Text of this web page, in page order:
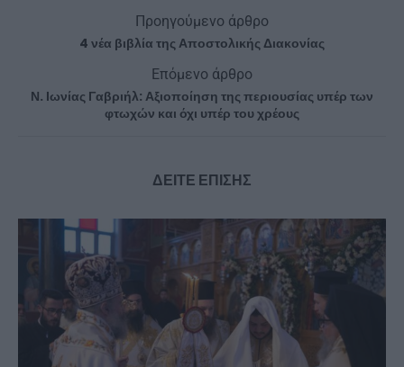
Προηγούμενο άρθρο
4 νέα βιβλία της Αποστολικής Διακονίας
Επόμενο άρθρο
Ν. Ιωνίας Γαβριήλ: Αξιοποίηση της περιουσίας υπέρ των
φτωχών και όχι υπέρ του χρέους
ΔΕΙΤΕ ΕΠΙΣΗΣ